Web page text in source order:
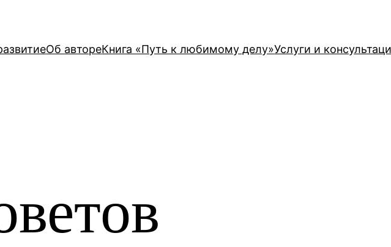
Об автореКнига «Путь к любимому делу»Услуги и